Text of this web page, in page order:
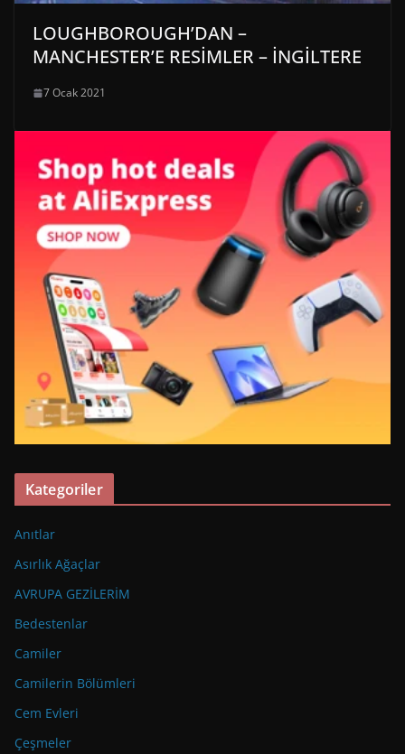
LOUGHBOROUGH’DAN –
MANCHESTER’E RESİMLER – İNGİLTERE
7 Ocak 2021
Kategoriler
Anıtlar
Asırlık Ağaçlar
AVRUPA GEZİLERİM
Bedestenlar
Camiler
Camilerin Bölümleri
Cem Evleri
Çeşmeler